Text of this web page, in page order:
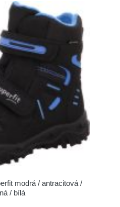
modrá / antracitová /
/ bílá